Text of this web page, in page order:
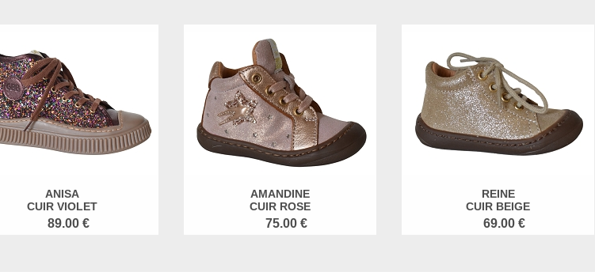
ANISA
CUIR VIOLET
89.00 €
AMANDINE
CUIR ROSE
75.00 €
REINE
CUIR BEIGE
69.00 €